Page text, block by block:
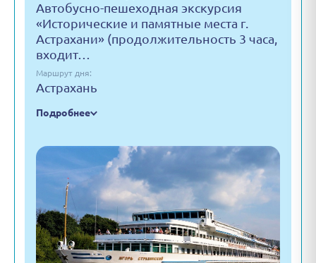
Автобусно-пешеходная экскурсия
«Исторические и памятные места г.
Астрахани» (продолжительность 3 часа,
входит…
Маршрут дня:
Астрахань
Подробнее